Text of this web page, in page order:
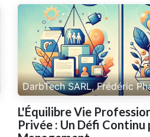
DarbTech SARL, Frédéric
L'Équilibre Vie
Privée : Un Défi Continu